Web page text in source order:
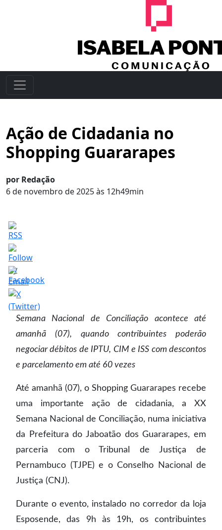
Ação de Cidadania no
Shopping Guararapes
por Redação
6 de novembro de 2025 às 12h49min
Semana Nacional de Conciliação acontece até
amanhã (07), quando contribuintes poderão
negociar débitos de IPTU, CIM e ISS com descontos
e parcelamento em até 60 vezes
Até amanhã (07), o Shopping Guararapes recebe
uma importante ação de cidadania, a XX
Semana Nacional de Conciliação, numa iniciativa
da Prefeitura do Jaboatão dos Guararapes, em
parceria com o Tribunal de Justiça de
Pernambuco (TJPE) e o Conselho Nacional de
Justiça (CNJ).
Durante o evento, instalado no corredor da loja
Esposende, das 9h às 19h, os contribuintes